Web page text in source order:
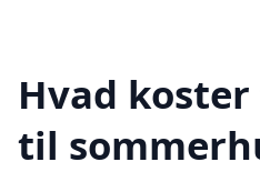
Hvad
til